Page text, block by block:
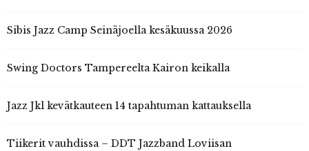
Sibis Jazz Camp Seinäjoella kesäkuussa 2026
Swing Doctors Tampereelta Kairon keikalla
Jazz Jkl kevätkauteen 14 tapahtuman kattauksella
Tiikerit vauhdissa – DDT Jazzband Loviisan